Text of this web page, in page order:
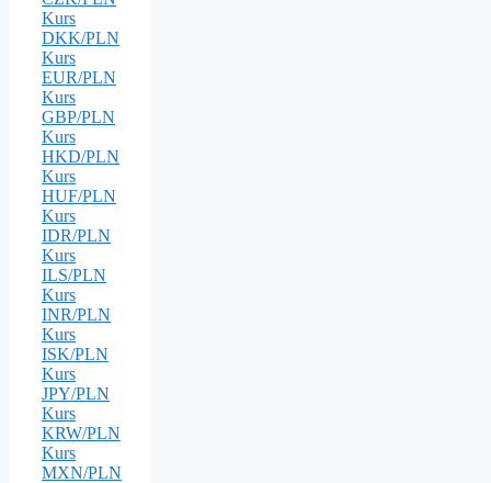
Kurs
DKK/PLN
Kurs
EUR/PLN
Kurs
GBP/PLN
Kurs
HKD/PLN
Kurs
HUF/PLN
Kurs
IDR/PLN
Kurs
ILS/PLN
Kurs
INR/PLN
Kurs
ISK/PLN
Kurs
JPY/PLN
Kurs
KRW/PLN
Kurs
MXN/PLN